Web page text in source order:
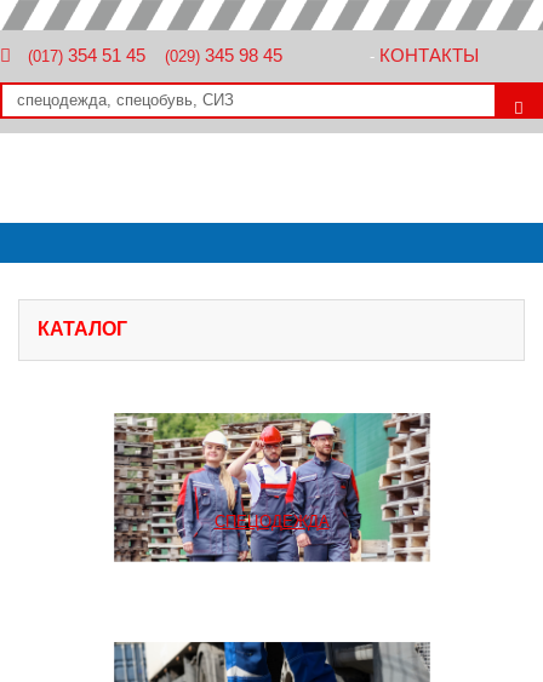
(017) 354 51 45 (029) 345 98 45 - КОНТАКТЫ
КАТАЛОГ
СПЕЦОДЕЖДА